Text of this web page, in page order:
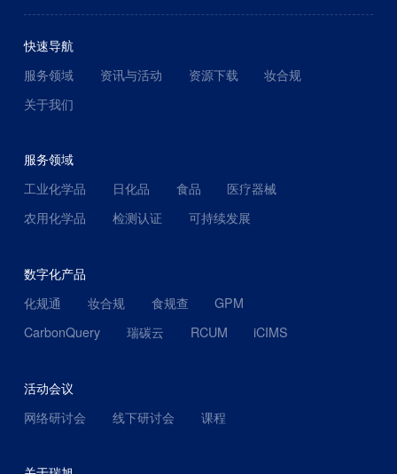
快速导航
服务领域
资讯与活动 资源下载
妆合规
关于我们
服务领域
工业化学品
日化品 食品
医疗器械
农用化学品
检测认证 可持续发展
数字化产品
化规通
妆合规 食规查
GPM
CarbonQuery
瑞碳云 RCUM iCIMS
活动会议
网络研讨会
线下研讨会 课程